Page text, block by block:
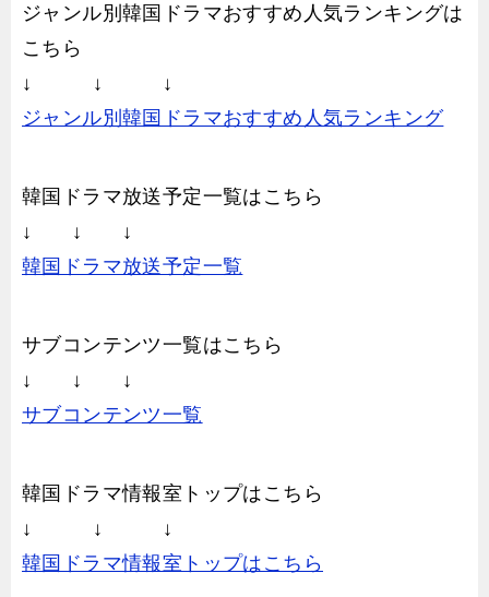
ジャンル別韓国ドラマおすすめ人気ランキングは
こちら
↓ ↓ ↓
ジャンル別韓国ドラマおすすめ人気ランキング
韓国ドラマ放送予定一覧はこちら
↓ ↓ ↓
韓国ドラマ放送予定一覧
サブコンテンツ一覧はこちら
↓ ↓ ↓
サブコンテンツ一覧
韓国ドラマ情報室トップはこちら
↓ ↓ ↓
韓国ドラマ情報室トップはこちら